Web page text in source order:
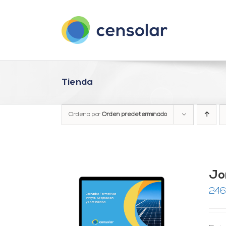
Tienda
Ordena por Orden predeterminado